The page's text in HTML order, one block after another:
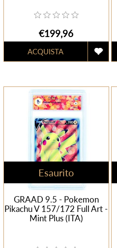
€199,96
Esaurito
GRAAD 9.5 - Pokemon
Pikachu V 157/172 Full Art -
Mint Plus (ITA)